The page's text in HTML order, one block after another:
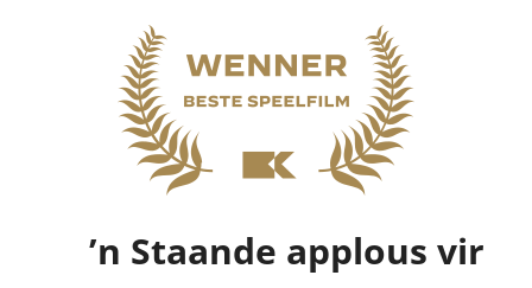
’n Staande applous vir